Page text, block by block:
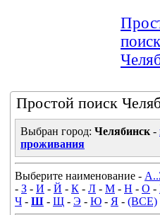
поиск
Простой поиск
Выбран город: Челябинск -
проживания
Выберите наименование -
- З - И - Й - К - Л - М - Н - О -
Ч - Ш - Щ - Э - Ю - Я - (ВСЕ)